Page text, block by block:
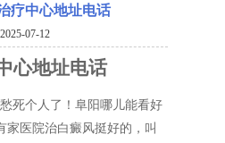
疗中心地址电话
2025-07-12
心地址电话
死个人了！阜阳哪儿能看好
家医院治白癜风挺好的，叫